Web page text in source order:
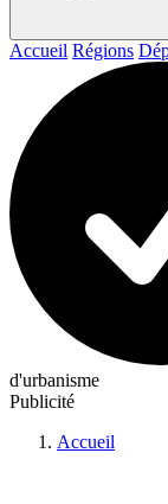
Accueil Régions
d'urbanisme
Publicité
Accueil